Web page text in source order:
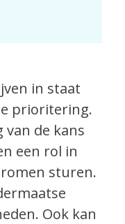
in staat
prioritering.
de kans
een rol in
sturen.
Ook kan